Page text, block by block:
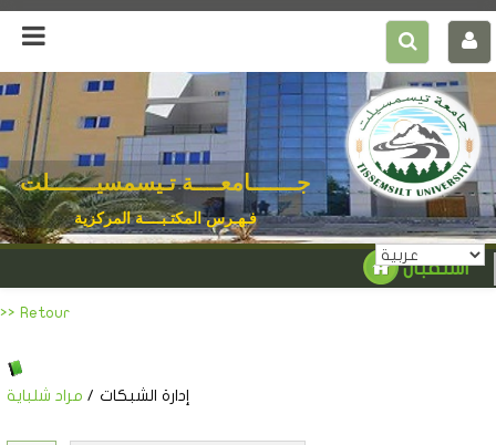
جـــــــامعــــة تـيسمسيـــــــلت
فـهـرس المكتـبــــة المركزية
استقبال
>> Retour
إدارة الشبكات / مراد شلباية